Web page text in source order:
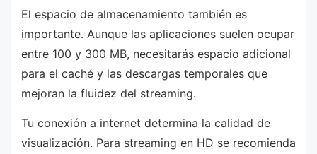
El espacio de almacenamiento también es
importante. Aunque las aplicaciones suelen ocupar
entre 100 y 300 MB, necesitarás espacio adicional
para el caché y las descargas temporales que
mejoran la fluidez del streaming.
Tu conexión a internet determina la calidad de
visualización. Para streaming en HD se recomienda